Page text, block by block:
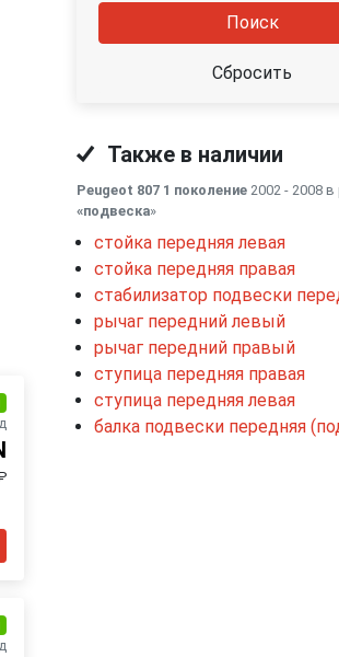
Поиск
Сбросить
Также в наличии
Peugeot 807 1 поколение 2002 - 2008
«подвеска»
стойка передняя левая
стойка передняя правая
стабилизатор подвески
рычаг передний левый
рычаг передний правый
ступица передняя правая
ступица передняя левая
балка подвески передняя